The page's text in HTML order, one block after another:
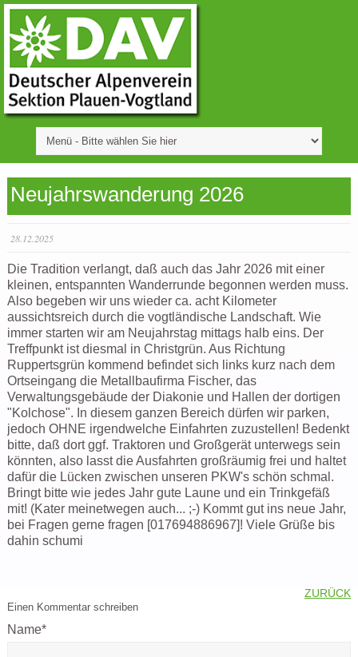
Neujahrswanderung 2026
28.12.2025
Die Tradition verlangt, daß auch das Jahr 2026 mit einer
kleinen, entspannten Wanderrunde begonnen werden muss.
Also begeben wir uns wieder ca. acht Kilometer
aussichtsreich durch die vogtländische Landschaft. Wie
immer starten wir am Neujahrstag mittags halb eins. Der
Treffpunkt ist diesmal in Christgrün. Aus Richtung
Ruppertsgrün kommend befindet sich links kurz nach dem
Ortseingang die Metallbaufirma Fischer, das
Verwaltungsgebäude der Diakonie und Hallen der dortigen
"Kolchose". In diesem ganzen Bereich dürfen wir parken,
jedoch OHNE irgendwelche Einfahrten zuzustellen! Bedenkt
bitte, daß dort ggf. Traktoren und Großgerät unterwegs sein
könnten, also lasst die Ausfahrten großräumig frei und haltet
dafür die Lücken zwischen unseren PKW's schön schmal.
Bringt bitte wie jedes Jahr gute Laune und ein Trinkgefäß
mit! (Kater meinetwegen auch... ;-) Kommt gut ins neue Jahr,
bei Fragen gerne fragen [017694886967]! Viele Grüße bis
dahin schumi
ZURÜCK
Einen Kommentar schreiben
Name*